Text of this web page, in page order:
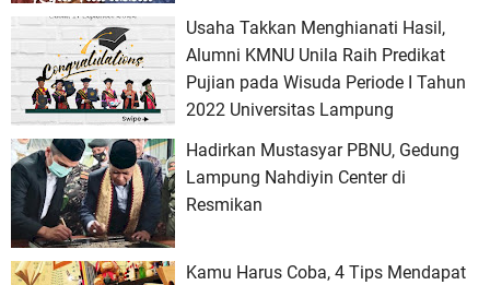
Usaha Takkan Menghianati Hasil,
Alumni KMNU Unila Raih Predikat
Pujian pada Wisuda Periode I Tahun
2022 Universitas Lampung
Hadirkan Mustasyar PBNU, Gedung
Lampung Nahdiyin Center di
Resmikan
Kamu Harus Coba, 4 Tips Mendapat